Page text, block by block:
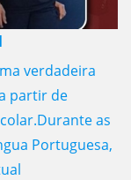
verdadeira
partir de
as
Portuguesa,